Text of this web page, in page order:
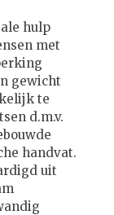
hulp
met
gewicht
te
d.m.v.
handvat.
uit